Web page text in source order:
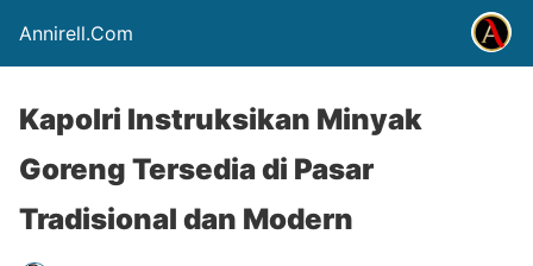
Annirell.Com
Kapolri Instruksikan Minyak
Goreng Tersedia di Pasar
Tradisional dan Modern